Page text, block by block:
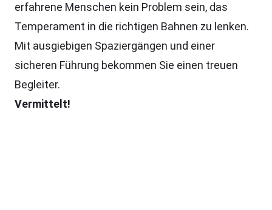
erfahrene Menschen kein Problem sein, das
Temperament in die richtigen Bahnen zu lenken.
Mit ausgiebigen Spaziergängen und einer
sicheren Führung bekommen Sie einen treuen
Begleiter.
Vermittelt!